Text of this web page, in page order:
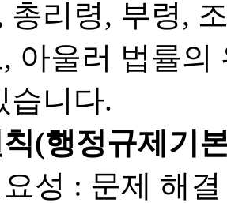
총리령, 부령,
아울러 법률
습니다.
(행정규제기
요성 : 문제 해